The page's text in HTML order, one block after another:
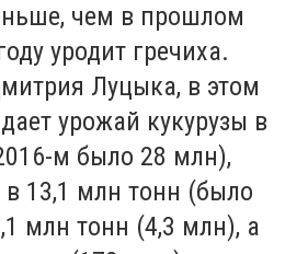
чем в прошлом
уродит гречиха.
Луцыка, в этом
урожай кукурузы в
м было 28 млн),
13,1 млн тонн (было
млн тонн (4,3 млн), а